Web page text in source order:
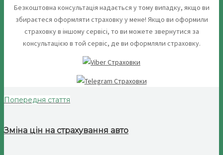
Безкоштовна консультація надається у тому випадку, якщо ви
збираєтеся оформляти страховку у мене! Якщо ви оформили
страховку в іншому сервісі, то ви можете звернутися за
консультацією в той сервіс, де ви оформляли страховку.
Попередня стаття
Зміна цін на страхування авто